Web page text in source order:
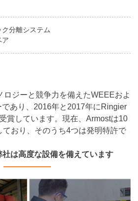
分離システム
ア
ロジーと競争力を備えたWEEEおよ
あり、2016年と2017年にRingier
賞しています。現在、Armostは10
ており、そのうち4つは発明特許で
社は高度な設備を備えています
——————